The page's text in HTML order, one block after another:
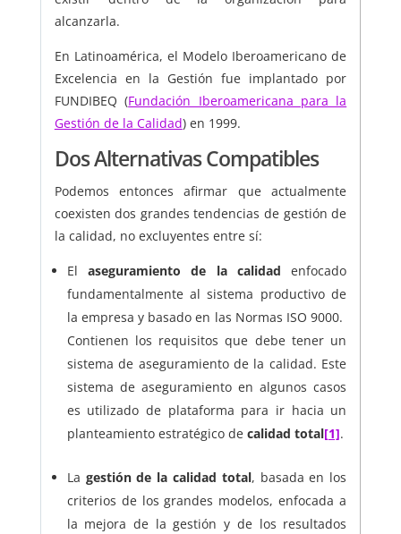
alcanzarla.
En Latinoamérica, el Modelo Iberoamericano de
Excelencia en la Gestión fue implantado por
FUNDIBEQ (Fundación Iberoamericana para la
Gestión de la Calidad) en 1999.
Dos Alternativas Compatibles
Podemos entonces afirmar que actualmente
coexisten dos grandes tendencias de gestión de
la calidad, no excluyentes entre sí:
Elaseguramiento de la calidad enfocado
fundamentalmente al sistema productivo de
la empresa y basado en las Normas ISO 9000.
Contienen los requisitos que debe tener un
sistema de aseguramiento de la calidad. Este
sistema de aseguramiento en algunos casos
es utilizado de plataforma para ir hacia un
planteamiento estratégico de calidad total[1].
La gestión de la calidad total, basada en los
criterios de los grandes modelos, enfocada a
la mejora de la gestión y de los resultados